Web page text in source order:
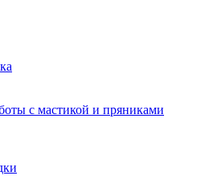
с мастикой и пряниками